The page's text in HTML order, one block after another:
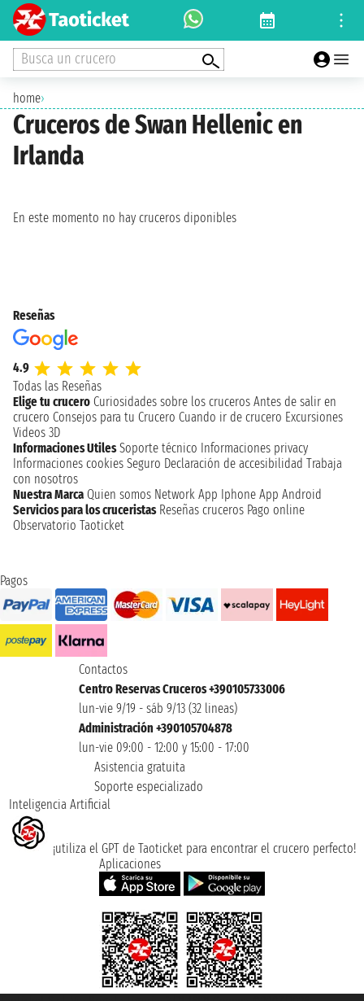
Busca un crucero
home›
Cruceros de Swan Hellenic en
Irlanda
En este momento no hay cruceros diponibles
Reseñas
4.9
Todas las Reseñas
Elige tu crucero Curiosidades sobre los cruceros Antes de salir en
crucero Consejos para tu Crucero Cuando ir de crucero Excursiones
Videos 3D
Informaciones Utiles Soporte técnico Informaciones privacy
Informaciones cookies Seguro Declaración de accesibilidad Trabaja
con nosotros
Nuestra Marca Quien somos Network App Iphone App Android
Servicios para los cruceristas Reseñas cruceros Pago online
Observatorio Taoticket
Pagos
Contactos
Centro Reservas Cruceros +390105733006
lun-vie 9/19 - sáb 9/13 (32 lineas)
Administración +390105704878
lun-vie 09:00 - 12:00 y 15:00 - 17:00
Asistencia gratuita
Soporte especializado
Inteligencia Artificial
¡utiliza el GPT de Taoticket para encontrar el crucero perfecto!
Aplicaciones